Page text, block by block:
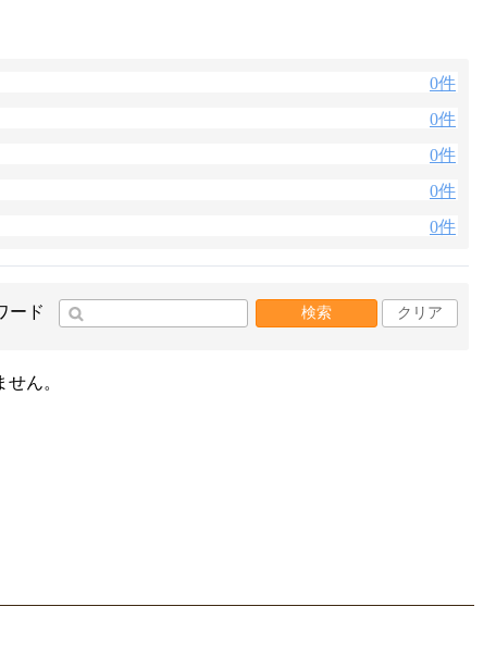
0件
0件
0件
0件
0件
ード 検索 クリア
ん。